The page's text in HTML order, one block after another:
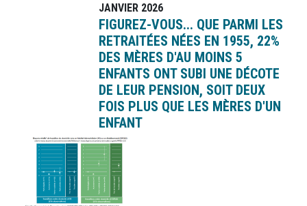
JANVIER 2026
FIGUREZ-VOUS... QUE PARMI LES
RETRAITÉES NÉES EN 1955, 22%
DES MÈRES D'AU MOINS 5
ENFANTS ONT SUBI UNE DÉCOTE
DE LEUR PENSION, SOIT DEUX
FOIS PLUS QUE LES MÈRES D'UN
ENFANT
Image